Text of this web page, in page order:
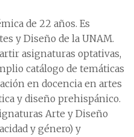
de 22 años. Es
y Diseño de la UNAM.
asignaturas optativas,
catálogo de temáticas
en docencia en artes
y diseño prehispánico.
Arte y Diseño
y género) y